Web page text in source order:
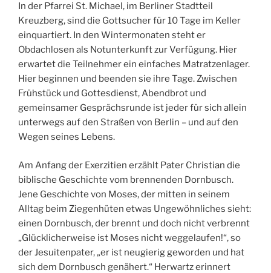
In der Pfarrei St. Michael, im Berliner Stadtteil
Kreuzberg, sind die Gottsucher für 10 Tage im Keller
einquartiert. In den Wintermonaten steht er
Obdachlosen als Notunterkunft zur Verfügung. Hier
erwartet die Teilnehmer ein einfaches Matratzenlager.
Hier beginnen und beenden sie ihre Tage. Zwischen
Frühstück und Gottesdienst, Abendbrot und
gemeinsamer Gesprächsrunde ist jeder für sich allein
unterwegs auf den Straßen von Berlin – und auf den
Wegen seines Lebens.
Am Anfang der Exerzitien erzählt Pater Christian die
biblische Geschichte vom brennenden Dornbusch.
Jene Geschichte von Moses, der mitten in seinem
Alltag beim Ziegenhüten etwas Ungewöhnliches sieht:
einen Dornbusch, der brennt und doch nicht verbrennt
„Glücklicherweise ist Moses nicht weggelaufen!“, so
der Jesuitenpater, „er ist neugierig geworden und hat
sich dem Dornbusch genähert.“ Herwartz erinnert